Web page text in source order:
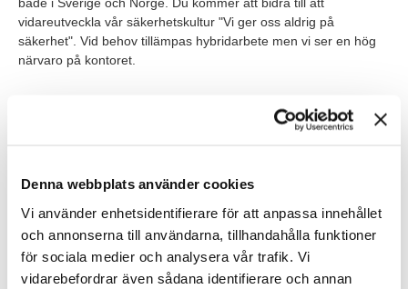
Denna webbplats använder cookies
Vi använder enhetsidentifierare för att anpassa innehållet
och annonserna till användarna, tillhandahålla funktioner
för sociala medier och analysera vår trafik. Vi
vidarebefordrar även sådana identifierare och annan
vidareutveckla vår säkerhetskultur "Vi ger oss aldrig på
säkerhet". Vid behov tillämpas hybridarbete men vi ser en hög
närvaro på kontoret.
Erfarenhet av kvalitetsarbete, gärna från produktion, drift
eller transport/logistik.
Goda kunskaper av certifiering inom ISO-standarder.
Erfarenhet från riskbedömningar inriktade mot produktion,